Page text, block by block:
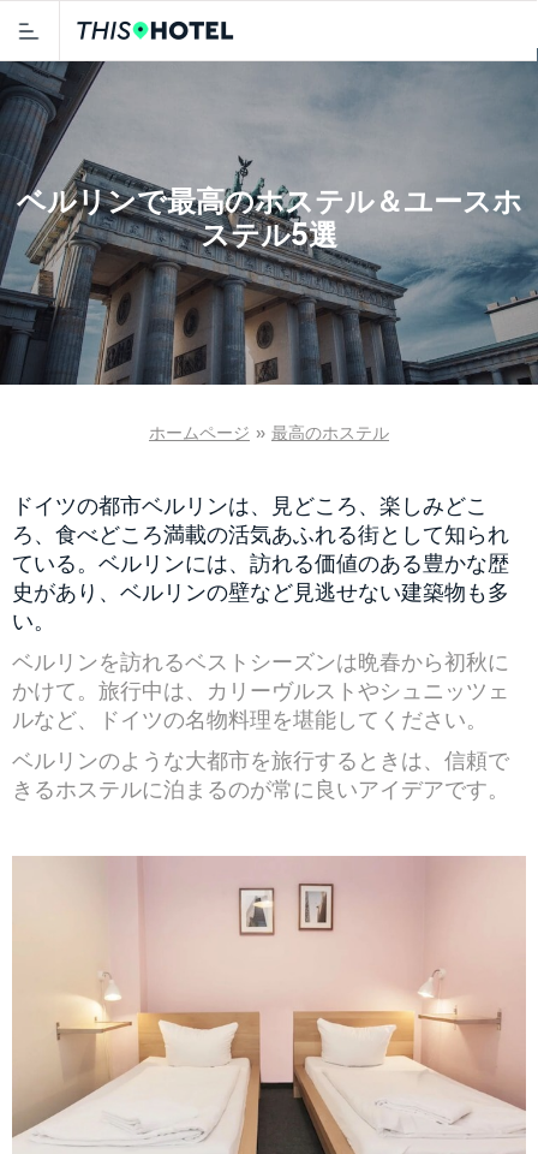
ベルリンで最高のホステル＆ユースホ
ステル5選
ホームページ » 最高のホステル
ドイツの都市ベルリンは、見どころ、楽しみどこ
ろ、食べどころ満載の活気あふれる街として知られ
ている。ベルリンには、訪れる価値のある豊かな歴
史があり、ベルリンの壁など見逃せない建築物も多
い。
ベルリンを訪れるベストシーズンは晩春から初秋に
かけて。旅行中は、カリーヴルストやシュニッツェ
ルなど、ドイツの名物料理を堪能してください。
ベルリンのような大都市を旅行するときは、信頼で
きるホステルに泊まるのが常に良いアイデアです。